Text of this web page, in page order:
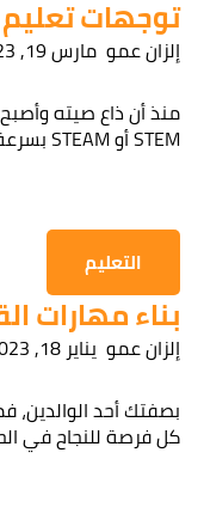
توجهات تعليم STEAM...
إلزان عمو مارس 19, 2023
منذ أن ذاع صيته
STEM أو STEAM بسرعة فائقة! لقد[...]
التعليم
بناء مهارات
إلزان عمو يناير 18, 2023
بصفتك أحد
كل فرصة للنجاح في